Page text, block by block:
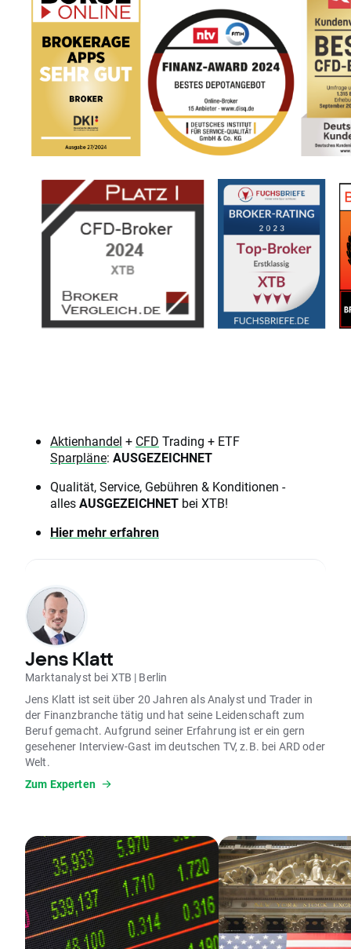
Aktienhandel + CFD Trading + ETF
Sparpläne: AUSGEZEICHNET
Qualität, Service, Gebühren & Konditionen -
allesAUSGEZEICHNET bei XTB!
Hier mehr erfahren
Jens Klatt
Marktanalyst bei XTB | Berlin
Jens Klatt ist seit über 20 Jahren als Analyst und Trader in
der Finanzbranche tätig und hat seine Leidenschaft zum
Beruf gemacht. Aufgrund seiner Erfahrung ist er ein gern
gesehener Interview-Gast im deutschen TV, z.B. bei ARD oder
Welt.
Zum Experten